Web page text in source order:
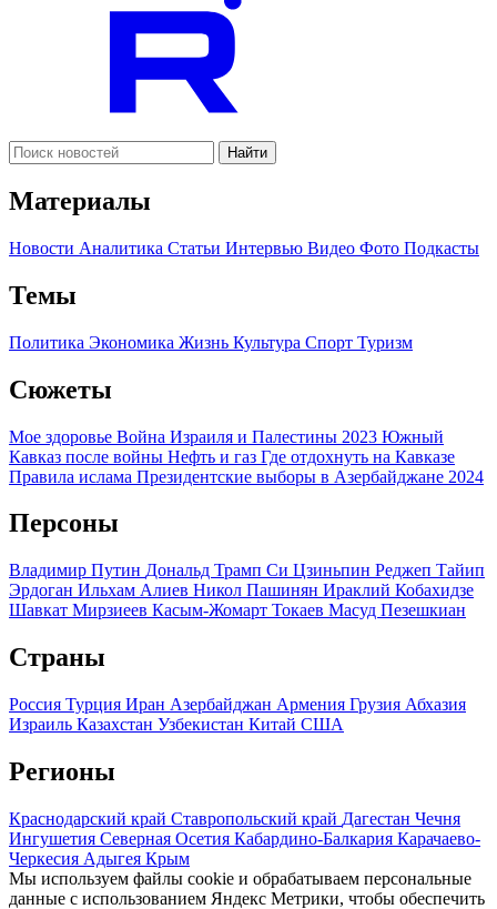
Найти
Материалы
Новости Аналитика Статьи Интервью Видео Фото Подкасты
Темы
Политика Экономика Жизнь Культура Спорт Туризм
Сюжеты
Мое здоровье Война Израиля и Палестины 2023 Южный
Кавказ после войны Нефть и газ Где отдохнуть на Кавказе
Правила ислама Президентские выборы в Азербайджане 2024
Персоны
Владимир Путин Дональд Трамп Си Цзиньпин Реджеп Тайип
Эрдоган Ильхам Алиев Никол Пашинян Ираклий Кобахидзе
Шавкат Мирзиеев Касым-Жомарт Токаев Масуд Пезешкиан
Страны
Россия Турция Иран Азербайджан Армения Грузия Абхазия
Израиль Казахстан Узбекистан Китай США
Регионы
Краснодарский край Ставропольский край Дагестан Чечня
Ингушетия Северная Осетия Кабардино-Балкария Карачаево-
Черкесия Адыгея Крым
Мы используем файлы cookie и обрабатываем персональные
данные с использованием Яндекс Метрики, чтобы обеспечить